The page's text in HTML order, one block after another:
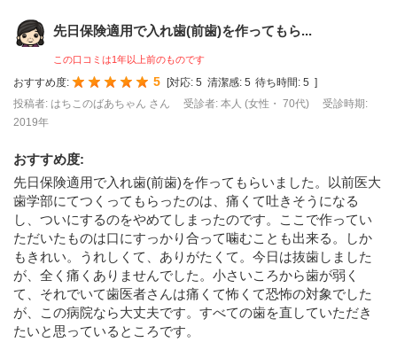
先日保険適用で入れ歯(前歯)を作ってもら...
この口コミは1年以上前のものです
おすすめ度: 5 [対応: 5 清潔感: 5 待ち時間: 5 ]
投稿者: はちこのばあちゃん さん
受診者: 本人 (女性・ 70代)
受診時期:
2019年
おすすめ度:
先日保険適用で入れ歯(前歯)を作ってもらいました。以前医大
歯学部にてつくってもらったのは、痛くて吐きそうになる
し、ついにするのをやめてしまったのです。ここで作ってい
ただいたものは口にすっかり合って噛むことも出来る。しか
もきれい。うれしくて、ありがたくて。今日は抜歯しました
が、全く痛くありませんでした。小さいころから歯が弱く
て、それでいて歯医者さんは痛くて怖くて恐怖の対象でした
が、この病院なら大丈夫です。すべての歯を直していただき
たいと思っているところです。